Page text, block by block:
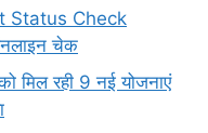
Status Check
चेक
मिल रही 9 नई योजनाएं